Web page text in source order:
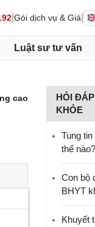
Gói dịch vụ & Giá
Luật sư tư vấn
cao
HỎI
KHỎE
Tung
thế nào?
Con bộ
BHYT
Khuyết